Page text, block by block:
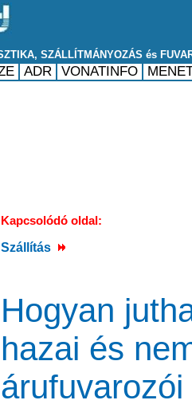
Kapcsolódó oldal:
Szállítás
Hogyan
hazai és